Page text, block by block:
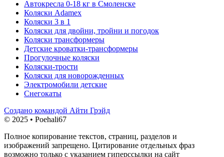
Автокресла 0-18 кг в Смоленске
Коляски Adamex
Коляски 3 в 1
Коляски для двойни, тройни и погодок
Коляски трансформеры
Детские кроватки-трансформеры
Прогулочные коляски
Коляски-трости
Коляски для новорожденных
Электромобили детские
Снегокаты
Создано командой Айти Грэйд
© 2025 • Poehali67
Полное копирование текстов, страниц, разделов и
изображений запрещено. Цитирование отдельных фраз
возможно только с указанием гиперссылки на сайт